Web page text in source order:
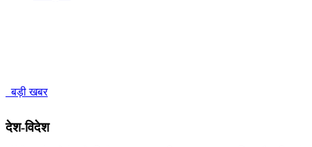
बड़ी खबर
देश-विदेश